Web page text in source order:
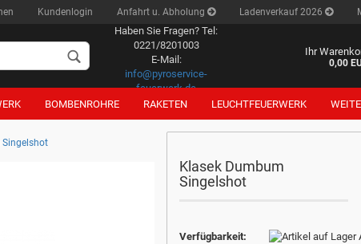
Kundenlogin Anfahrt u. Abholung Ladenverkauf 2026
Haben Sie Fragen? Tel:
0221/8201003
E-Mail:
info@pyroservice-
feuerwerk.de
Ihr
0,00
BOMBENROHRE RAKETEN LEUCHTFEUERWERK
Singelshot
Klasek Dumbum
Singelshot
Verfügbarkeit: